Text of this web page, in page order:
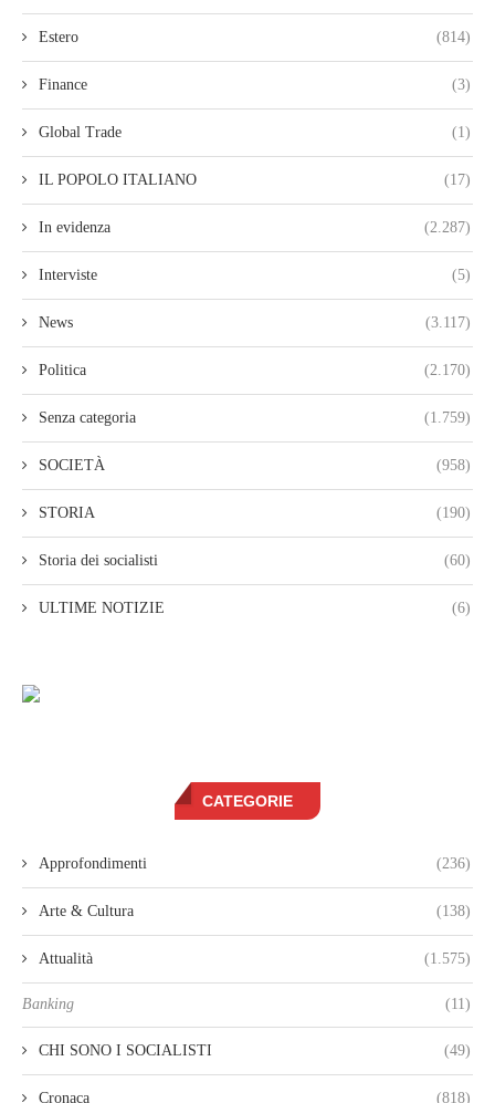
Estero (814)
Finance (3)
Global Trade (1)
IL POPOLO ITALIANO (17)
In evidenza (2.287)
Interviste (5)
News (3.117)
Politica (2.170)
Senza categoria (1.759)
SOCIETÀ (958)
STORIA (190)
Storia dei socialisti (60)
ULTIME NOTIZIE (6)
CATEGORIE
Approfondimenti (236)
Arte & Cultura (138)
Attualità (1.575)
Banking (11)
CHI SONO I SOCIALISTI (49)
Cronaca (818)